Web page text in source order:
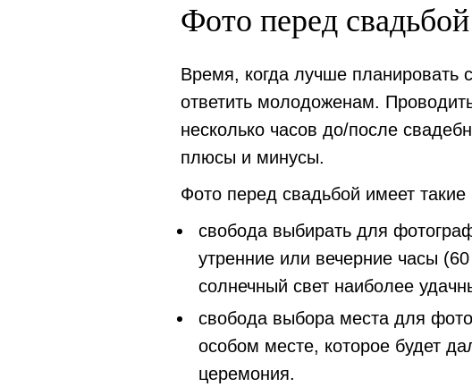
Фото перед свадьбой
Время, когда лучше планировать
ответить молодоженам.
несколько часов до/после
плюсы и минусы.
Фото перед свадьбой имеет
свобода выбирать для
утренние или вечерние часы
солнечный свет наиболее
свобода выбора места для
особом месте, которое будет
церемония.